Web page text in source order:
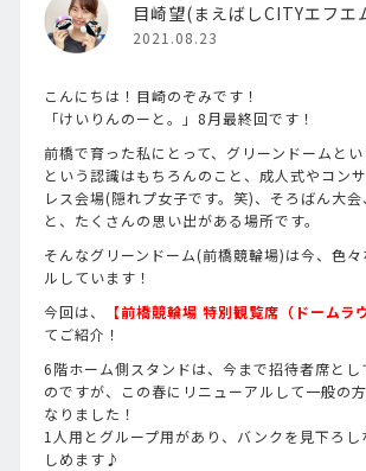
目崎望(まえばしCITYエフエ
2021.08.23
こんにちは！目崎のぞみです！
「けいりんのーと。」8月最終回です！
前橋で育った私にとって、グリーンドームと
という認識はもちろんのこと、成人式やコン
レス会場(隠れプ女子です。笑)、そろばん大
と、たくさんの思い出がある場所です。
そんなグリーンドーム(前橋競輪場)は今、色
ルしています！
今回は、
【前橋競輪場 特別観覧席（ドームラ
てご紹介！
6階ホーム側スタンドは、今まで招待者席とし
のですが、この春にリニューアルして一般の
なりました！
1人用とグループ用があり、バンクを見下ろし
しめます♪